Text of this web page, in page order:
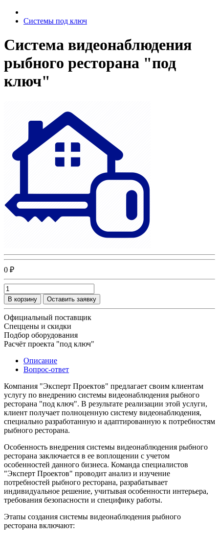
Системы под ключ
Система видеонаблюдения
рыбного ресторана "под
ключ"
0 ₽
В корзину Оставить заявку
Официальный поставщик
Спеццены и скидки
Подбор оборудования
Расчёт проекта "под ключ"
Описание
Вопрос-ответ
Компания "Эксперт Проектов" предлагает своим клиентам
услугу по внедрению системы видеонаблюдения рыбного
ресторана "под ключ". В результате реализации этой услуги,
клиент получает полноценную систему видеонаблюдения,
специально разработанную и адаптированную к потребностям
рыбного ресторана.
Особенность внедрения системы видеонаблюдения рыбного
ресторана заключается в ее воплощении с учетом
особенностей данного бизнеса. Команда специалистов
"Эксперт Проектов" проводит анализ и изучение
потребностей рыбного ресторана, разрабатывает
индивидуальное решение, учитывая особенности интерьера,
требования безопасности и специфику работы.
Этапы создания системы видеонаблюдения рыбного
ресторана включают: